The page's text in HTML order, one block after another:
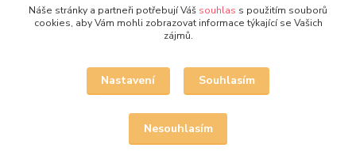
Novinky z našeho blogu
Náše stránky a partneři potřebují Váš souhlas s použitím souborů
cookies, aby Vám mohli zobrazovat informace týkající se Vašich
zájmů.
Nastavení Souhlasím
Nesouhlasím